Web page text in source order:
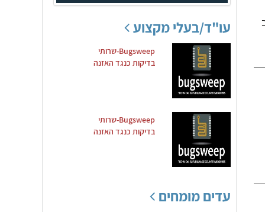
עו"ד/בעלי מקצוע
Bugsweep-שרותי
בדיקות כנגד האזנה
Bugsweep-שרותי
בדיקות כנגד האזנה
עדים מומחים